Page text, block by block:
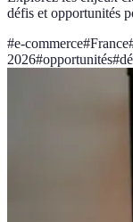
défis et opportunités
#e-commerce#France
2026#opportunités#